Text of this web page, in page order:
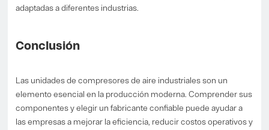
adaptadas a diferentes industrias.
Conclusión
Las unidades de compresores de aire industriales son un
elemento esencial en la producción moderna. Comprender sus
componentes y elegir un fabricante confiable puede ayudar a
las empresas a mejorar la eficiencia, reducir costos operativos y